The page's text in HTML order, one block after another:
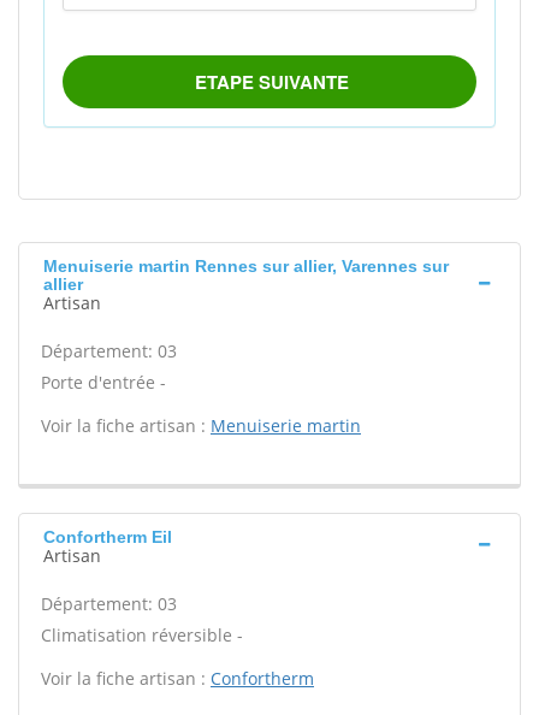
Menuiserie martin Rennes sur allier, Varennes sur
allier
Artisan
Département: 03
Porte d'entrée -
Voir la fiche artisan : Menuiserie martin
Confortherm Eil
Artisan
Département: 03
Climatisation réversible -
Voir la fiche artisan : Confortherm